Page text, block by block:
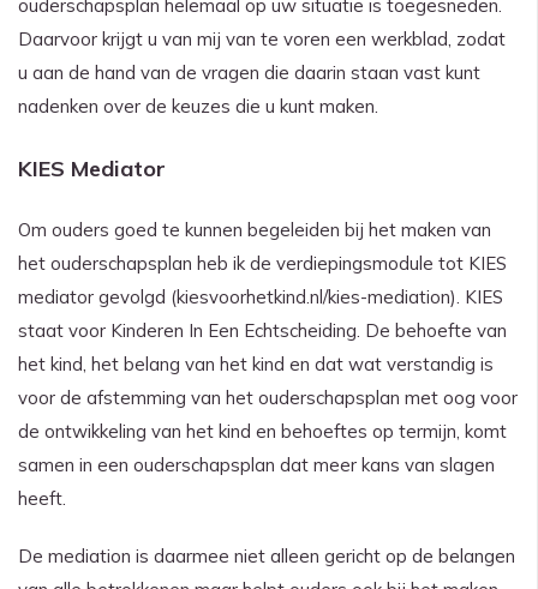
ouderschapsplan helemaal op uw situatie is toegesneden.
Daarvoor krijgt u van mij van te voren een werkblad, zodat
u aan de hand van de vragen die daarin staan vast kunt
nadenken over de keuzes die u kunt maken.
KIES Mediator
Om ouders goed te kunnen begeleiden bij het maken van
het ouderschapsplan heb ik de verdiepingsmodule tot KIES
mediator gevolgd (kiesvoorhetkind.nl/kies-mediation). KIES
staat voor Kinderen In Een Echtscheiding. De behoefte van
het kind, het belang van het kind en dat wat verstandig is
voor de afstemming van het ouderschapsplan met oog voor
de ontwikkeling van het kind en behoeftes op termijn, komt
samen in een ouderschapsplan dat meer kans van slagen
heeft.
De mediation is daarmee niet alleen gericht op de belangen